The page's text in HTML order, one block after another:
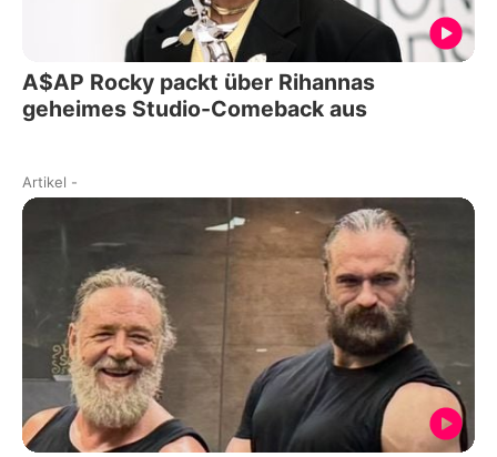
A$AP Rocky packt über Rihannas
geheimes Studio-Comeback aus
Artikel -